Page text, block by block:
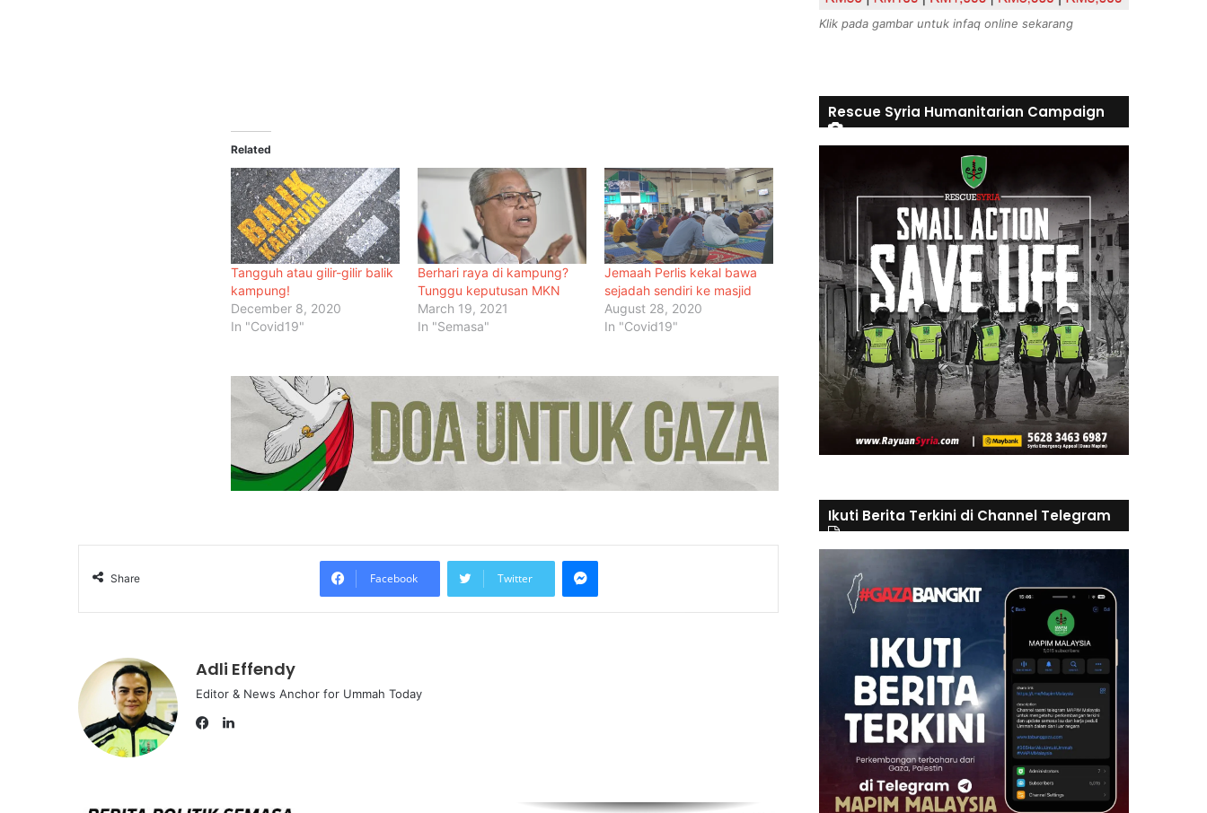
Related
Tangguh atau gilir-gilir balik
kampung!
December 8, 2020
In "Covid19"
Berhari raya di kampung?
Tunggu keputusan MKN
March 19, 2021
In "Semasa"
Jemaah Perlis kekal bawa
sejadah sendiri ke masjid
August 28, 2020
In "Covid19"
Share Facebook Twitter
Adli Effendy
Editor & News Anchor for Ummah Today
L
e
Malaysia-Hungary Perkukuh
Kerjasama Pertanian dan
Keterjaminan Makanan
Kerajaan Iran
Itali Bakal Berdepan Gelombang
Haba Ekstrem Selama 10 Hari Lagi,
Klik pada gambar untuk infaq online sekarang
Rescue Syria Humanitarian Campaign
Ikuti Berita Terkini di Channel Telegram